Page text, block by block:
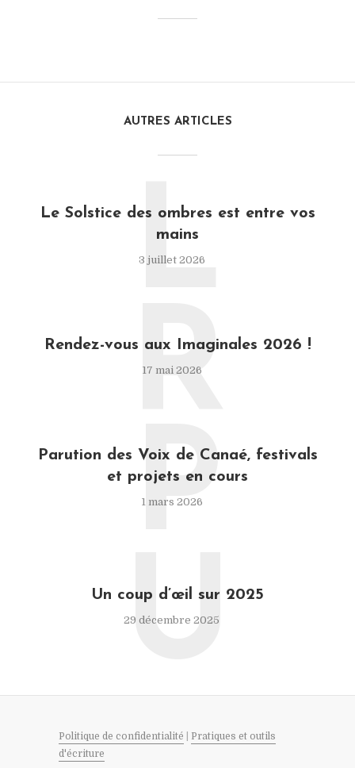
AUTRES ARTICLES
Le Solstice des ombres est entre vos
mains
3 juillet 2026
L
Rendez-vous aux Imaginales 2026 !
17 mai 2026
R
Parution des Voix de Canaé, festivals
et projets en cours
1 mars 2026
P
Un coup d’œil sur 2025
29 décembre 2025
U
Politique de confidentialité
Pratiques et outils
d'écriture